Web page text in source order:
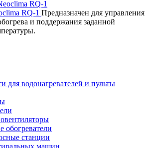
RQ-1 Предназначен для управления
и поддержания заданной
для водонагревателей и пульты
обогреватели
станции
машин